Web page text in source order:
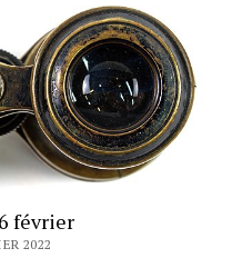
février
2022